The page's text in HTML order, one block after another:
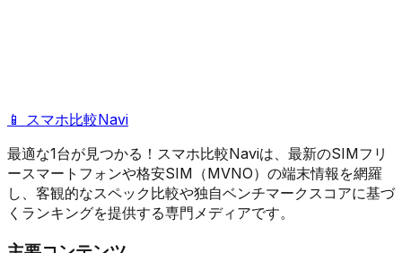
📱 スマホ比較Navi
最適な1台が見つかる！スマホ比較Naviは、最新のSIMフリ
ースマートフォンや格安SIM（MVNO）の端末情報を網羅
し、客観的なスペック比較や独自ベンチマークスコアに基づ
くランキングを提供する専門メディアです。